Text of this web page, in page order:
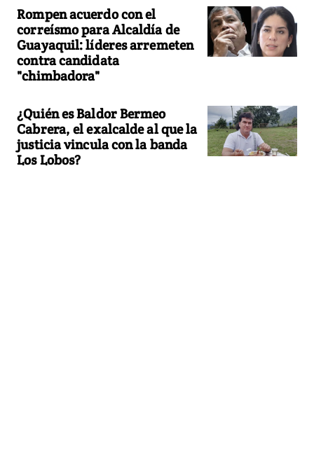
Rompen acuerdo con el
correísmo para Alcaldía de
Guayaquil: líderes arremeten
contra candidata
"chimbadora"
¿Quién es Baldor Bermeo
Cabrera, el exalcalde al que la
justicia vincula con la banda
Los Lobos?